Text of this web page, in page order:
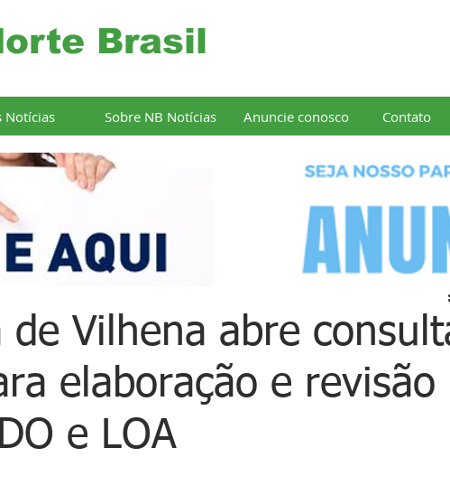
Brasil
Notícias Sobre NB Notícias Anuncie conosco Contato
de Vilhena abre
elaboração e revisão
e LOA